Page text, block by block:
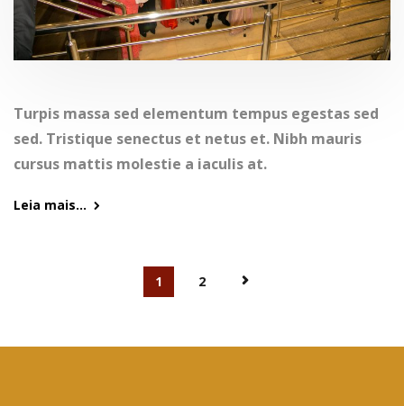
Turpis massa sed elementum tempus egestas sed
sed. Tristique senectus et netus et. Nibh mauris
cursus mattis molestie a iaculis at.
Leia mais...
1 2